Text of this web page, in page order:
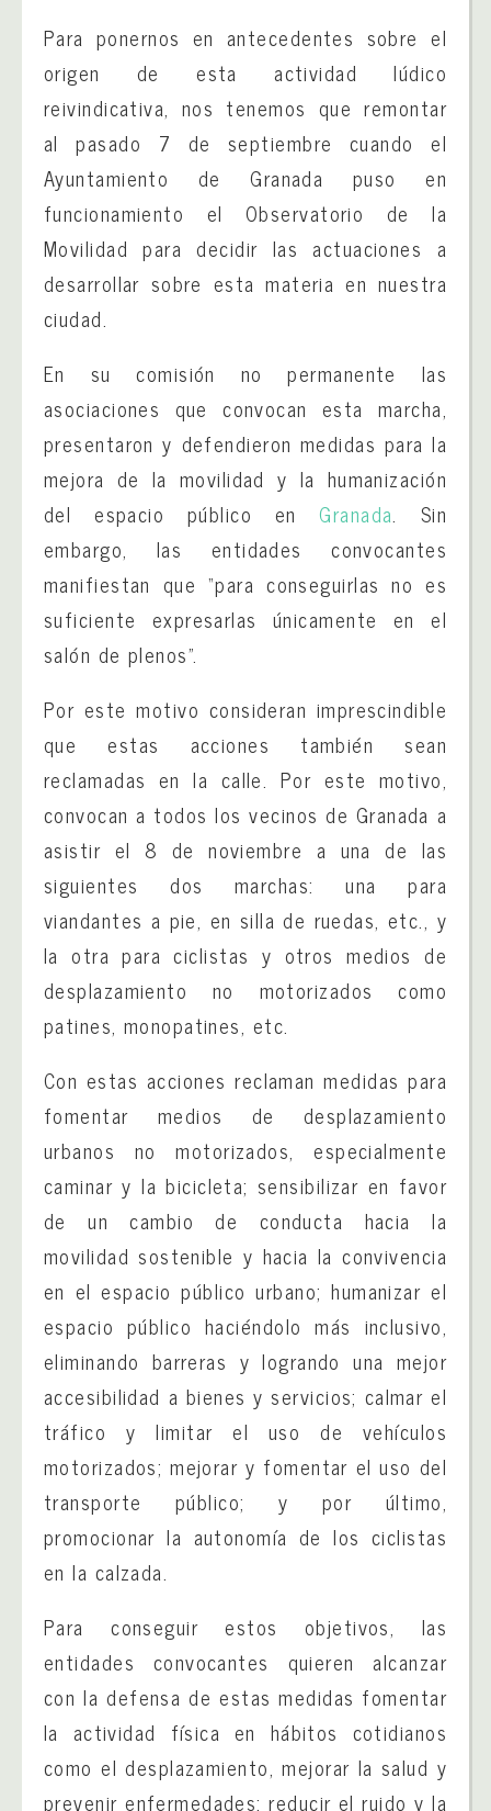
Para ponernos en antecedentes sobre el
origen de esta actividad lúdico
reivindicativa, nos tenemos que remontar
al pasado 7 de septiembre cuando el
Ayuntamiento de Granada puso en
funcionamiento el Observatorio de la
Movilidad para decidir las actuaciones a
desarrollar sobre esta materia en nuestra
ciudad.
En su comisión no permanente las
asociaciones que convocan esta marcha,
presentaron y defendieron medidas para la
mejora de la movilidad y la humanización
del espacio público enGranada. Sin
embargo, las entidades convocantes
manifiestan que “para conseguirlas no es
suficiente expresarlas únicamente en el
salón de plenos”.
Por este motivo consideran imprescindible
que estas acciones también sean
reclamadas en la calle. Por este motivo,
convocan a todos los vecinos de Granada a
asistir el 8 de noviembre a una de las
siguientes dos marchas: una para
viandantes a pie, en silla de ruedas, etc., y
la otra para ciclistas y otros medios de
desplazamiento no motorizados como
patines, monopatines, etc.
Con estas acciones reclaman medidas para
fomentar medios de desplazamiento
urbanos no motorizados, especialmente
caminar y la bicicleta; sensibilizar en favor
de un cambio de conducta hacia la
movilidad sostenible y hacia la convivencia
en el espacio público urbano; humanizar el
espacio público haciéndolo más inclusivo,
eliminando barreras y logrando una mejor
accesibilidad a bienes y servicios; calmar el
tráfico y limitar el uso de vehículos
motorizados; mejorar y fomentar el uso del
transporte público; y por último,
promocionar la autonomía de los ciclistas
en la calzada.
Para conseguir estos objetivos, las
entidades convocantes quieren alcanzar
con la defensa de estas medidas fomentar
la actividad física en hábitos cotidianos
como el desplazamiento, mejorar la salud y
prevenir enfermedades; reducir el ruido y la